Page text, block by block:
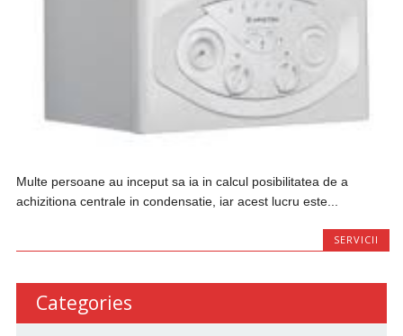
Multe persoane au inceput sa ia in calcul posibilitatea de a
achizitiona centrale in condensatie, iar acest lucru este...
SERVICII
Categories